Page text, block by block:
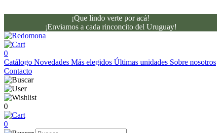
¡Que lindo verte por acá!
¡Enviamos a cada rinconcito del Uruguay!
0
Catálogo Novedades Más elegidos Últimas unidades Sobre nosotros
Contacto
0
0